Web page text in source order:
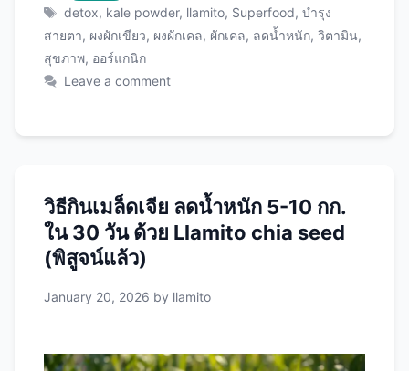
วัน! Llamito ผงผักเคล คืออะไร? ผักเคล (Kale) คือ
ซูเปอร์ฟู้ดอันดับต้นของโลก ผักเคลเป็นผักใบเขียวใน
ตระกูล cruciferous เช่นเดียวกับบรอกโคลี กะหล่ำ
ผงผักเคล ต่างจากผงผักทั่วไปอย่างไร? Llamito ผง
Dried) เพื่อเก็บรักษาสารอาหารได้มากที่สุด จุดเด่น
ของ Llamito: 1. ออร์แกนิก 100% 2. กระบวนการ
Freeze-Dried 3. ไม่มีสารเติมแต่ง 4. ปริมาณสูงข้น
คุณค่าทางโภชนาการของผงผักเคล สารอาหารใน
Llamito ผงผักเคล 5 กรัม (1 ช้อนชา) …
Tags
detox, kale powder, llamito, Superfood,บำรุง
สายตา, ผงผักเขียว, ผงผักเคล, ผักเคล, ลดน้ำหนัก, วิตามิน,
สุขภาพ, ออร์แกนิก
Leave a comment
วิธีกินเมล็ดเจีย ลดน้ำหนัก 5-10 กก.
ใน 30 วัน ด้วย Llamito chia seed
(พิสูจน์แล้ว)
January 20, 2026 by llamito